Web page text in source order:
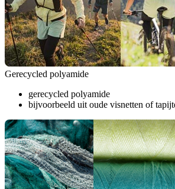
Gerecycled polyamide
gerecycled polyamide
bijvoorbeeld uit oude visnetten of